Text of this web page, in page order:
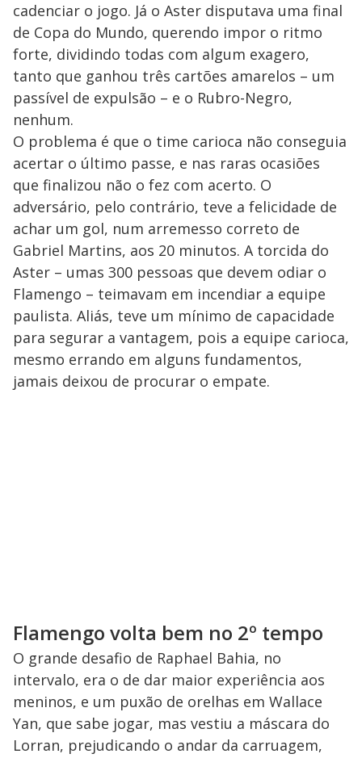
cadenciar o jogo. Já o Aster disputava uma final
de Copa do Mundo, querendo impor o ritmo
forte, dividindo todas com algum exagero,
tanto que ganhou três cartões amarelos – um
passível de expulsão – e o Rubro-Negro,
nenhum.
O problema é que o time carioca não conseguia
acertar o último passe, e nas raras ocasiões
que finalizou não o fez com acerto. O
adversário, pelo contrário, teve a felicidade de
achar um gol, num arremesso correto de
Gabriel Martins, aos 20 minutos. A torcida do
Aster – umas 300 pessoas que devem odiar o
Flamengo – teimavam em incendiar a equipe
paulista. Aliás, teve um mínimo de capacidade
para segurar a vantagem, pois a equipe carioca,
mesmo errando em alguns fundamentos,
jamais deixou de procurar o empate.
Flamengo volta bem no 2º tempo
O grande desafio de Raphael Bahia, no
intervalo, era o de dar maior experiência aos
meninos, e um puxão de orelhas em Wallace
Yan, que sabe jogar, mas vestiu a máscara do
Lorran, prejudicando o andar da carruagem,